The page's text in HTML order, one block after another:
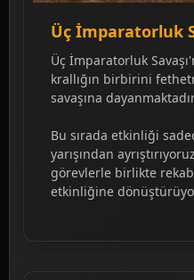
Üç İmparatorluk
Üç İmparatorluk
krallığın birbirini
savaşına
Bu sırada etkinliği
yarışından
görevlerle birlikte
etkinliğine